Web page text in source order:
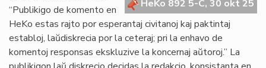
bankroto
HeKo 892 5-C, 30 okt 25
“Publikigo de komento en
HeKo estas rajto por esperantaj civitanoj kaj paktintaj
establoj, laŭdiskrecia por la ceteraj; pri la enhavo de
komentoj responsas ekskluzive la koncernaj aŭtoroj.” La